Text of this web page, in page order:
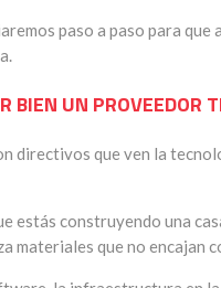
paso a paso para
BIEN UN PROVEEDOR
directivos que ven la
estás construyendo una
materiales que no encajan